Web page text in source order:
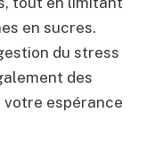
en sucres.
du stress
des
espérance